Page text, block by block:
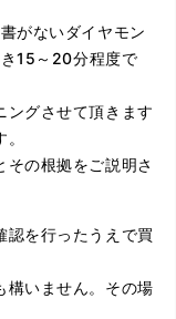
がいて的確にア
れます。 親切に
雰囲気もやらし
ちついた敷居の
です。
がないダイヤモン
15～20分程度で
ングさせて頂きます
の根拠をご説明さ
認を行ったうえで買
構いません。その場